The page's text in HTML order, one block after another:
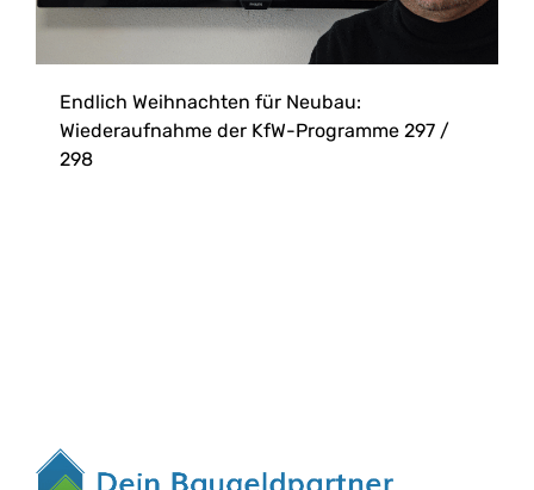
Endlich Weihnachten für Neubau:
Wiederaufnahme der KfW-Programme 297 /
298